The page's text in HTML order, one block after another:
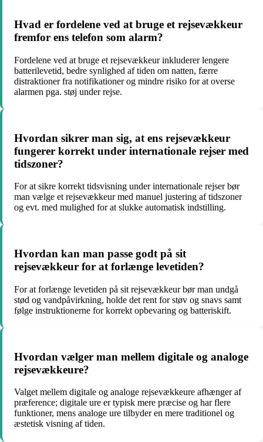
Hvad er fordelene ved at bruge et rejsevækkeur
fremfor ens telefon som alarm?
Fordelene ved at bruge et rejsevækkeur inkluderer lengere
batterilevetid, bedre synlighed af tiden om natten, færre
distraktioner fra notifikationer og mindre risiko for at overse
alarmen pga. støj under rejse.
Hvordan sikrer man sig, at ens rejsevækkeur
fungerer korrekt under internationale rejser med
tidszoner?
For at sikre korrekt tidsvisning under internationale rejser bør
man vælge et rejsevækkeur med manuel justering af tidszoner
og evt. med mulighed for at slukke automatisk indstilling.
Hvordan kan man passe godt på sit
rejsevækkeur for at forlænge levetiden?
For at forlænge levetiden på sit rejsevækkeur bør man undgå
stød og vandpåvirkning, holde det rent for støv og snavs samt
følge instruktionerne for korrekt opbevaring og batteriskift.
Hvordan vælger man mellem digitale og analoge
rejsevækkeure?
Valget mellem digitale og analoge rejsevækkeure afhænger af
præference; digitale ure er typisk mere præcise og har flere
funktioner, mens analoge ure tilbyder en mere traditionel og
æstetisk visning af tiden.